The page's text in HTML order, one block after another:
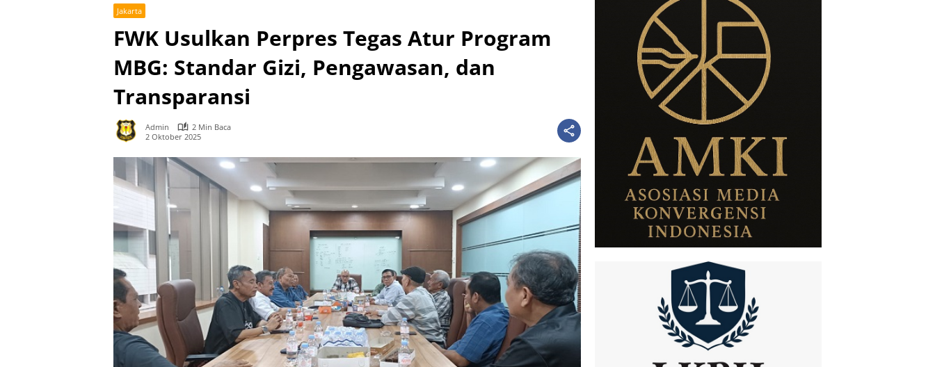
Jakarta
FWK Usulkan Perpres Tegas Atur Program
MBG: Standar Gizi, Pengawasan, dan
Transparansi
Admin
2 Min Baca
2 Oktober 2025